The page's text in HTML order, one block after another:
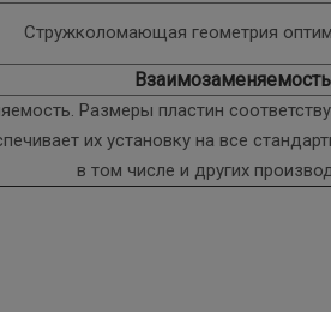
Стружколомающая геометрия
Взаимозаменяемость
Размеры пластин
их установку на все
в том числе и других